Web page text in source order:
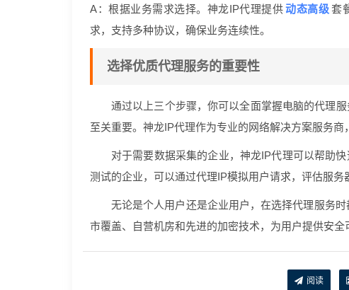
A：根据业务需求选择。神龙IP代理提供动态高级 套
求，支持多种协议，确保业务连续性。
选择优质代理服务的重要性
通过以上三个步骤，你可以全面掌握电脑的代理
至关重要。神龙IP代理作为专业的网络解决方案服务
对于需要数据采集的企业，神龙IP代理可以帮助
测试的企业，可以通过代理IP模拟用户请求，评估服务
无论是个人用户还是企业用户，在选择代理服务
市覆盖、自营机房和先进的加密技术，为用户提供安全
阅读